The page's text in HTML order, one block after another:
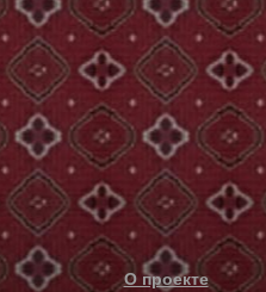
О проекте